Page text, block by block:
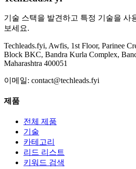
기술 스택을 발견하고 특정 기술을 사
보세요.
Techleads.fyi, Awfis, 1st Floor, Parinee
Block BKC, Bandra Kurla Complex,
Maharashtra 400051
이메일: contact@techleads.fyi
제품
전체 제품
기술
카테고리
리드 리스트
키워드 검색